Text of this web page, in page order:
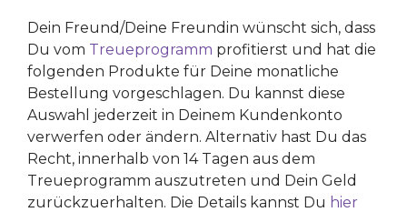
Dein Freund/Deine Freundin wünscht sich, dass
Du vom Treueprogramm profitierst und hat die
folgenden Produkte für Deine monatliche
Bestellung vorgeschlagen. Du kannst diese
Auswahl jederzeit in Deinem Kundenkonto
verwerfen oder ändern. Alternativ hast Du das
Recht, innerhalb von 14 Tagen aus dem
Treueprogramm auszutreten und Dein Geld
zurückzuerhalten. Die Details kannst Du hier